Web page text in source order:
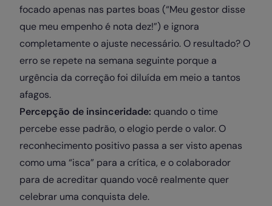
focado apenas nas partes boas (“Meu gestor disse
que meu empenho é nota dez!”) e ignora
completamente o ajuste necessário. O resultado? O
erro se repete na semana seguinte porque a
urgência da correção foi diluída em meio a tantos
afagos.
Percepção de insinceridade: quando o time
percebe esse padrão, o elogio perde o valor. O
reconhecimento positivo passa a ser visto apenas
como uma “isca” para a crítica, e o colaborador
para de acreditar quando você realmente quer
celebrar uma conquista dele.